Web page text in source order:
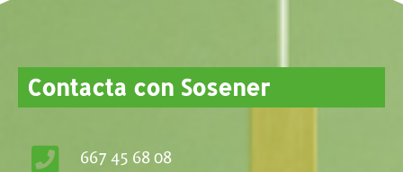
Contacta con Sosener
667 45 68 08